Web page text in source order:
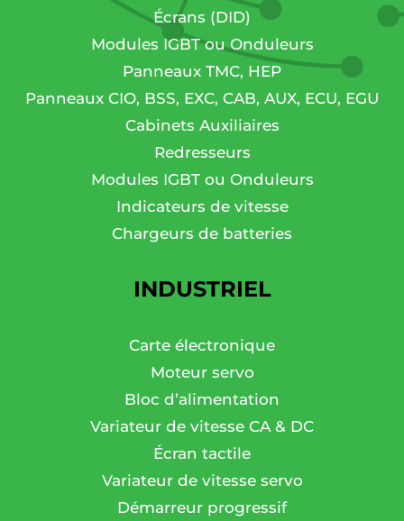
Écrans (DID)
Modules IGBT ou Onduleurs
Panneaux TMC, HEP
Panneaux CIO, BSS, EXC, CAB, AUX, ECU, EGU
Cabinets Auxiliaires
Redresseurs
Modules IGBT ou Onduleurs
Indicateurs de vitesse
Chargeurs de batteries
INDUSTRIEL
Carte électronique
Moteur servo
Bloc d’alimentation
Variateur de vitesse CA & DC
Écran tactile
Variateur de vitesse servo
Démarreur progressif